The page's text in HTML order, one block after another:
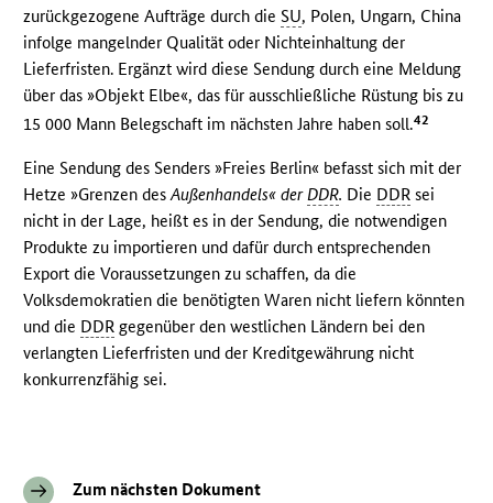
zurückgezogene Aufträge durch dieSU, Polen, Ungarn, China
infolge mangelnder Qualität oder Nichteinhaltung der
Lieferfristen. Ergänzt wird diese Sendung durch eine Meldung
über das »Objekt Elbe«, das für ausschließliche Rüstung bis zu
15 000 Mann Belegschaft im nächsten Jahre haben soll.42
Eine Sendung des Senders »Freies Berlin« befasst sich mit der
Hetze »Grenzen desAußenhandels« derDDR. Die DDR sei
nicht in der Lage, heißt es in der Sendung, die notwendigen
Produkte zu importieren und dafür durch entsprechenden
Export die Voraussetzungen zu schaffen, da die
Volksdemokratien die benötigten Waren nicht liefern könnten
und die DDR gegenüber den westlichen Ländern bei den
verlangten Lieferfristen und der Kreditgewährung nicht
konkurrenzfähig sei.
Zum nächsten Dokument